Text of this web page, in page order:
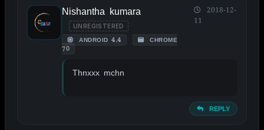
Nishantha kumara
UNREGISTERED
ANDROID 4.4
CHROME
70
2018-12-
11
Thnxxx mchn
REPLY